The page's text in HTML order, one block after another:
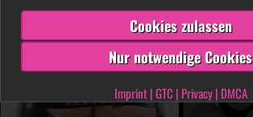
Cookies zulassen
Nur notwendige Cookies
Imprint|GTC | Privacy| DMCA
schafft!